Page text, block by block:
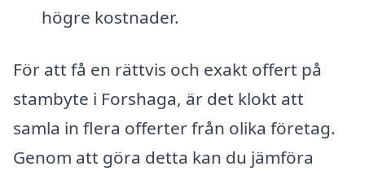
högre kostnader.
För att få en rättvis och exakt offert på
stambyte i Forshaga, är det klokt att
samla in flera offerter från olika företag.
Genom att göra detta kan du jämföra